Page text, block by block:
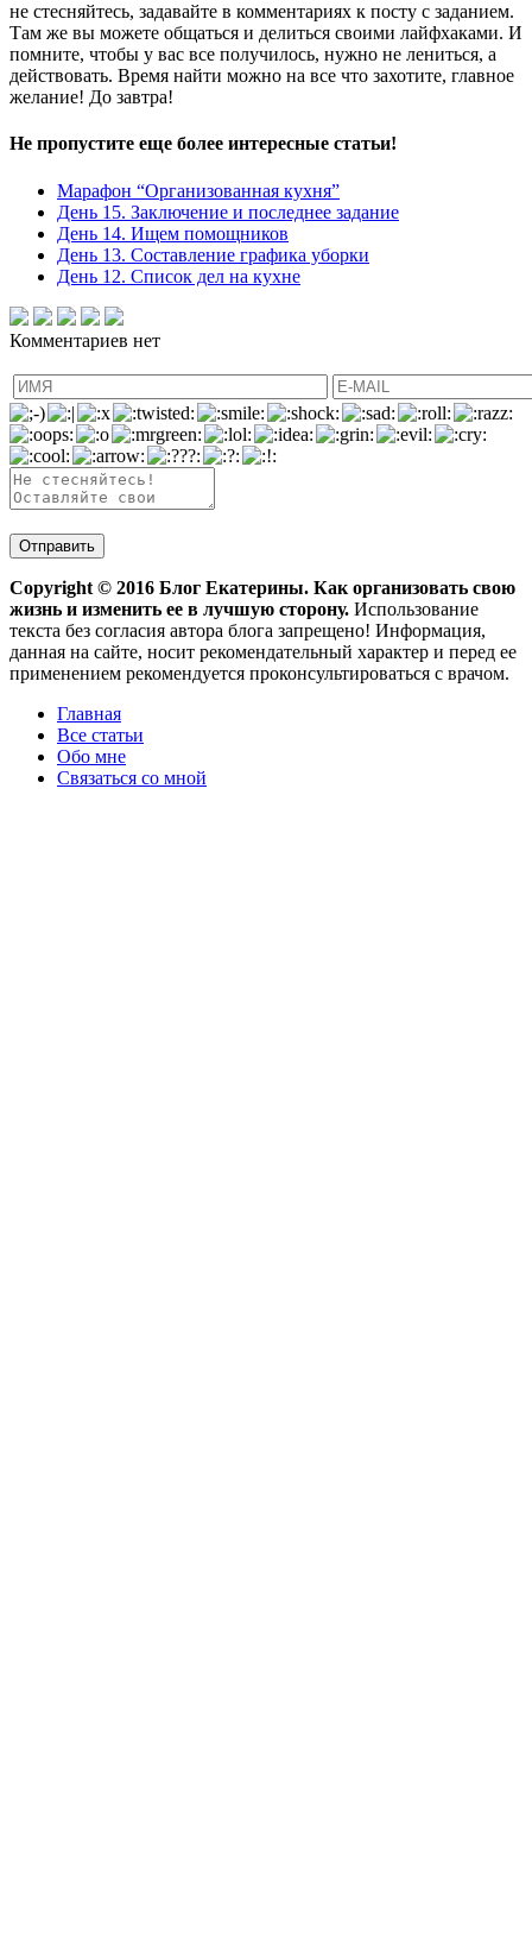
не стесняйтесь, задавайте в комментариях к посту с заданием.
Там же вы можете общаться и делиться своими лайфхаками. И
помните, чтобы у вас все получилось, нужно не лениться, а
действовать. Время найти можно на все что захотите, главное
желание! До завтра!
Не пропустите еще более интересные статьи!
Марафон “Организованная кухня”
День 15. Заключение и последнее задание
День 14. Ищем помощников
День 13. Составление графика уборки
День 12. Список дел на кухне
Комментариев нет
Copyright © 2016 Блог Екатерины. Как организовать свою
жизнь и изменить ее в лучшую сторону. Использование
текста без согласия автора блога запрещено! Информация,
данная на сайте, носит рекомендательный характер и перед ее
применением рекомендуется проконсультироваться с врачом.
Главная
Все статьи
Обо мне
Связаться со мной